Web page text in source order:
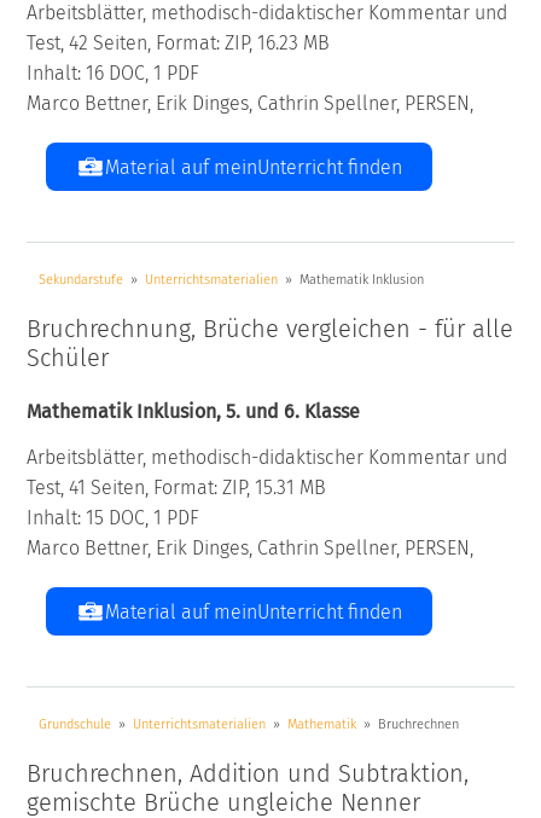
Arbeitsblätter, methodisch-didaktischer Kommentar und
Test, 42 Seiten, Format: ZIP, 16.23 MB
Inhalt: 16 DOC, 1 PDF
Marco Bettner, Erik Dinges, Cathrin Spellner, PERSEN,
Material auf meinUnterricht finden
Sekundarstufe Unterrichtsmaterialien Mathematik Inklusion
Bruchrechnung, Brüche vergleichen - für alle
Schüler
Mathematik Inklusion, 5. und 6. Klasse
Arbeitsblätter, methodisch-didaktischer Kommentar und
Test, 41 Seiten, Format: ZIP, 15.31 MB
Inhalt: 15 DOC, 1 PDF
Marco Bettner, Erik Dinges, Cathrin Spellner, PERSEN,
Material auf meinUnterricht finden
Grundschule Unterrichtsmaterialien Mathematik Bruchrechnen
Bruchrechnen, Addition und Subtraktion,
gemischte Brüche ungleiche Nenner